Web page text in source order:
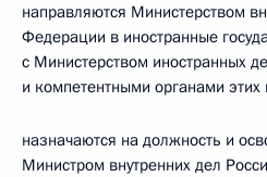
направляются Министерством
Федерации в иностранные
с Министерством иностранных
и компетентными органами этих
назначаются на должность и
Министром внутренних дел